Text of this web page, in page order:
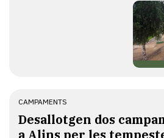
CAMPAMENTS
​Desallotgen dos
a Alins per les